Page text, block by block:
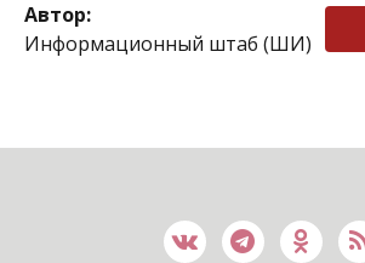
Автор:
Информационный штаб (ШИ)